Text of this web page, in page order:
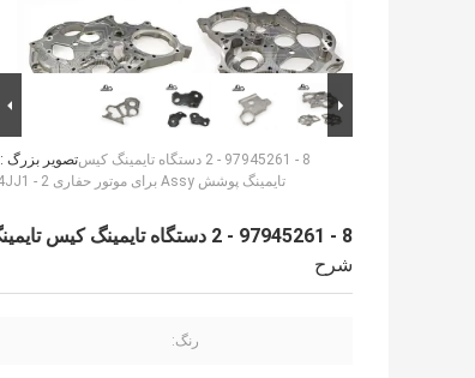
تصویر بزرگ :8 - 97945261 - 2 دستگاه تایمینگ کیس
تایمینگ پوشش Assy برای موتور حفاری 4JJ1 - 2
8 - 97945261 - 2 دستگاه تایمینگ کیس تایمینگ پوشش Assy برای موتور حفاری 4JJ1 - 2
شرح
رنگ: